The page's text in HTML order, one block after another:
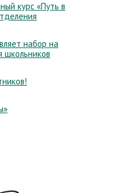
курс «Путь в
набор на
школьников